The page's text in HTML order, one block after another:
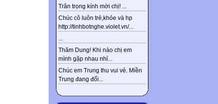
Trân trọng kính mời chị! ...
Chúc cô luôn trẻ,khỏe và hp
http://tinhbotnghe.violet.vn/...
...
Thăm Dung! Khi nào chị em
mình gặp nhau nhỉ...
Chúc em Trung thu vui vẻ. Miền
Trung đang đối...